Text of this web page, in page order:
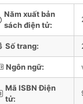
Năm xuất bản
sách điện tử:
Số trang:
Ngôn ngữ:
Mã ISBN Điện
tử: